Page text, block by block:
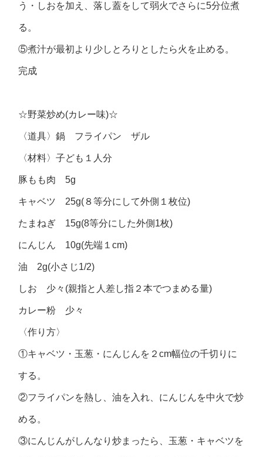
う・しおを加え、落し蓋をして弱火でさらに5分位煮
る。
⑤煮汁が最初より少しとろりとしたら火を止める。
完成
☆野菜炒め(カレー味)☆
〈道具〉鍋 フライパン ザル
〈材料〉子ども１人分
豚もも肉 5g
キャベツ 25g(８等分にして外側１枚位)
たまねぎ 15g(8等分にした外側1枚)
にんじん 10g(先端１cm)
油 2g(小さじ1/2)
しお 少々(親指と人差し指２本でつまめる量)
カレー粉 少々
〈作り方〉
①キャベツ・玉葱・にんじんを２cm幅位の千切りに
する。
②フライパンを熱し、油を入れ、にんじんを中火で炒
める。
③にんじんがしんなり炒まったら、玉葱・キャベツを